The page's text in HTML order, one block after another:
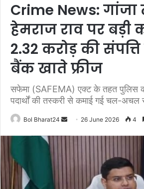
Crime News:
हेमराज राव पर बड़ी
2.32 करोड़ की
बैंक खाते फ्रीज
सफेमा (SAFEMA) एक्ट के तहत पुलिस
पदार्थों की तस्करी से कमाई गई चल-अचल
Bol Bharat24
Send 26 June 2026 4